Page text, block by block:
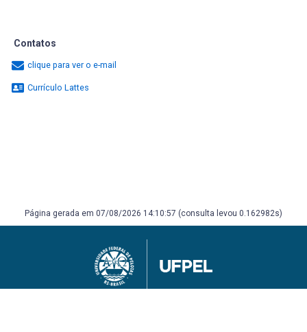
Contatos
clique para ver o e-mail
Currículo Lattes
Página gerada em 07/08/2026 14:10:57 (consulta levou 0.162982s)